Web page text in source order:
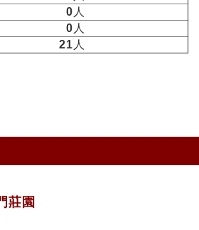
0 人
0 人
21 人
莊園